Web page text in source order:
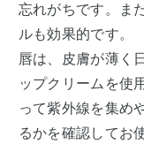
忘れがちです。ま
ルも効果的です。
唇は、皮膚が薄く
ップクリームを使
って紫外線を集め
るかを確認してお